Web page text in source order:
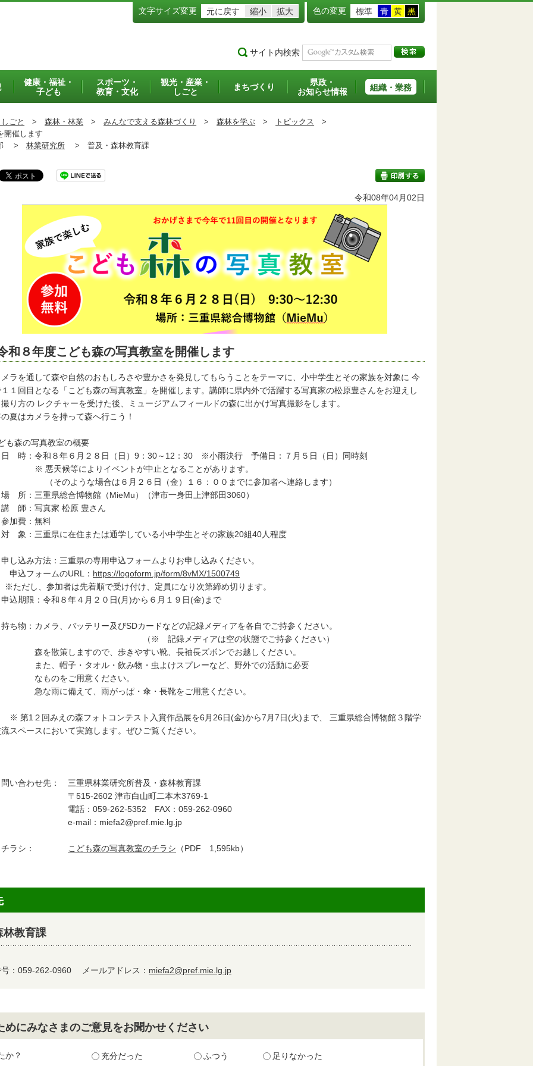
文字サイズ変更 元に戻す 縮小 拡大 色の変更 標準 青 黄 黒
サイト内検索
健康・福祉・
子ども
スポーツ・
教育・文化
観光・産業・
しごと
まちづくり
県政・
お知らせ情報
組織・業務
ごと > 森林・林業 > みんなで支える森林づくり > 森林を学ぶ > トピックス >
開催します
> 林業研究所 > 普及・森林教育課
令和08年04月02日
和８年度こども森の写真教室を開催します
ラを通して森や自然のおもしろさや豊かさを発見してもらうことをテーマに、小中学生とその家族を対象に 今
１回目となる「こども森の写真教室」を開催します。講師に県内外で活躍する写真家の松原豊さんをお迎えし
り方の レクチャーを受けた後、ミュージアムフィールドの森に出かけ写真撮影をします。
夏はカメラを持って森へ行こう！
も森の写真教室の概要
時：令和８年６月２８日（日）9：30～12：30 ※小雨決行 予備日：７月５日（日）同時刻
天候等によりイベントが中止となることがあります。
のような場合は６月２６日（金）１６：００までに参加者へ連絡します）
所：三重県総合博物館（MieMu）（津市一身田上津部田3060）
師：写真家 松原 豊さん
加費：無料
象：三重県に在住または通学している小中学生とその家族20組40人程度
し込み方法：三重県の専用申込フォームよりお申し込みください。
フォームのURL： https://logoform.jp/form/8vMX/1500749
だし、参加者は先着順で受け付け、定員になり次第締め切ります。
込期限：令和８年４月２０日(月)から６月１９日(金)まで
ち物：カメラ、バッテリー及びSDカードなどの記録メディアを各自でご持参ください。
※ 記録メディアは空の状態でご持参ください）
散策しますので、歩きやすい靴、長袖長ズボンでお越しください。
、帽子・タオル・飲み物・虫よけスプレーなど、野外での活動に必要
のをご用意ください。
雨に備えて、雨がっぱ・傘・長靴をご用意ください。
1２回みえの森フォトコンテスト入賞作品展を6月26日(金)から7月7日(火)まで、 三重県総合博物館３階学
スペースにおいて実施します。ぜひご覧ください。
い合わせ先： 三重県林業研究所普及・森林教育課
515-2602 津市白山町二本木3769-1
話：059-262-5352 FAX：059-262-0960
mail：miefa2@pref.mie.lg.jp
チラシ： こども森の写真教室のチラシ （PDF 1,595kb）
教育課
号：059-262-0960 メールアドレス： miefa2@pref.mie.lg.jp
めにみなさまのご意見をお聞かせください
か？ 充分だった ふつう 足りなかった